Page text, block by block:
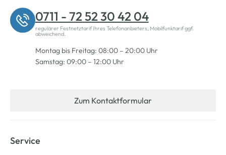
0711 - 72 52 30 42 04
regulärer Festnetztarif Ihres Telefonanbieters, Mobilfunktarif ggf.
abweichend.
Montag bis Freitag: 08:00 – 20:00 Uhr
Samstag: 09:00 – 12:00 Uhr
Zum Kontaktformular
Service